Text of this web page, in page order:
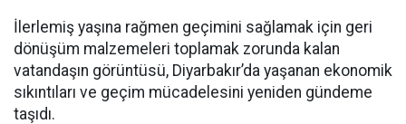
İlerlemiş yaşına rağmen geçimini sağlamak için geri
dönüşüm malzemeleri toplamak zorunda kalan
vatandaşın görüntüsü, Diyarbakır’da yaşanan ekonomik
sıkıntıları ve geçim mücadelesini yeniden gündeme
taşıdı.